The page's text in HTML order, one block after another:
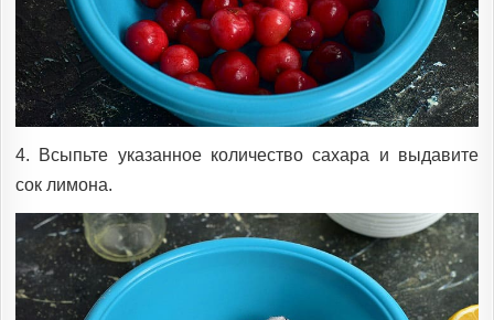
4. Всыпьте указанное количество сахара и выдавите
сок лимона.